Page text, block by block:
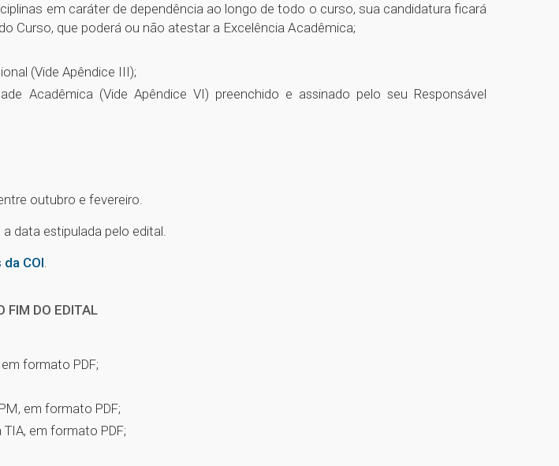
em caráter de dependência ao longo de todo o curso, sua candidatura ficará
Curso, que poderá ou não atestar a Excelência Acadêmica;
(Vide Apêndice III);
Acadêmica (Vide Apêndice VI) preenchido e assinado pelo seu Responsável
outubro e fevereiro.
data estipulada pelo edital.
COI.
FIM DO EDITAL
formato PDF;
em formato PDF;
em formato PDF;